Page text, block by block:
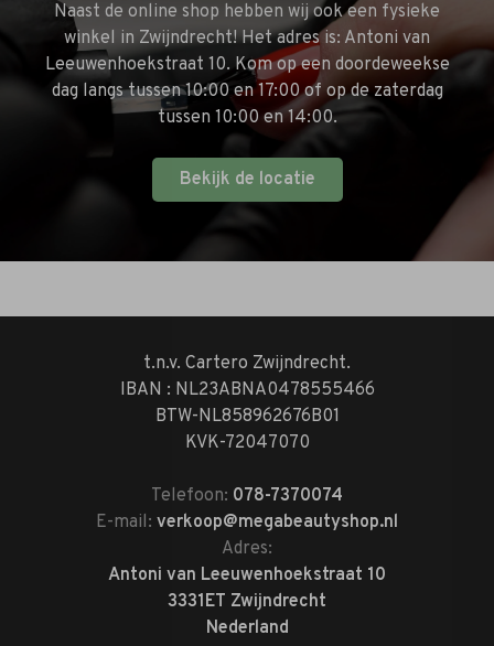
Naast de online shop hebben wij ook een fysieke
winkel in Zwijndrecht! Het adres is: Antoni van
Leeuwenhoekstraat 10. Kom op een doordeweekse
dag langs tussen 10:00 en 17:00 of op de zaterdag
tussen 10:00 en 14:00.
Bekijk de locatie
t.n.v. Cartero Zwijndrecht.
IBAN : NL23ABNA0478555466
BTW-NL858962676B01
KVK-72047070
Telefoon: 078-7370074
E-mail: verkoop@megabeautyshop.nl
Adres:
Antoni van Leeuwenhoekstraat 10
3331ET Zwijndrecht
Nederland